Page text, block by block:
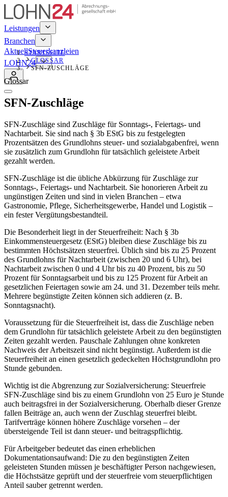
Leistungen
Branchen
AktuellSteuerkanzleien
LOHN24
STARTSEITE
GLOSSAR
SFN-ZUSCHLÄGE
Glossar
SFN-Zuschläge
SFN-Zuschläge sind Zuschläge für Sonntags-, Feiertags- und
Nachtarbeit. Sie sind nach § 3b EStG bis zu festgelegten
Prozentsätzen des Grundlohns steuer- und sozialabgabenfrei, wenn
sie zusätzlich zum Grundlohn für tatsächlich geleistete Arbeit
gezahlt werden.
SFN-Zuschläge ist die übliche Abkürzung für Zuschläge zur
Sonntags-, Feiertags- und Nachtarbeit. Sie honorieren Arbeit zu
ungünstigen Zeiten und sind in vielen Branchen – etwa
Gastronomie, Pflege, Sicherheitsgewerbe, Handel und Logistik –
ein fester Vergütungsbestandteil.
Die Besonderheit liegt in der Steuerfreiheit: Nach § 3b
Einkommensteuergesetz (EStG) bleiben diese Zuschläge bis zu
bestimmten Höchstsätzen steuerfrei. Üblich sind bis zu 25 Prozent
des Grundlohns für Nachtarbeit (zwischen 20 und 6 Uhr), bei
Nachtarbeit zwischen 0 und 4 Uhr bis zu 40 Prozent, bis zu 50
Prozent für Sonntagsarbeit und bis zu 125 Prozent für Arbeit an
gesetzlichen Feiertagen sowie am 24. und 31. Dezember teils mehr.
Mehrere begünstigte Zeiten können sich addieren (z. B.
Sonntagsnacht).
Voraussetzung für die Steuerfreiheit ist, dass die Zuschläge neben
dem Grundlohn für tatsächlich geleistete Arbeit zu den begünstigten
Zeiten gezahlt werden. Pauschale Zahlungen ohne konkreten
Nachweis der Arbeitszeit sind nicht begünstigt. Außerdem ist die
Steuerfreiheit an einen gesetzlich gedeckelten Höchstgrundlohn pro
Stunde gebunden.
Wichtig ist die Abgrenzung zur Sozialversicherung: Steuerfreie
SFN-Zuschläge sind bis zu einem Grundlohn von 25 Euro je Stunde
auch beitragsfrei in der Sozialversicherung. Oberhalb dieser Grenze
fallen Beiträge an, auch wenn der Zuschlag steuerfrei bleibt.
Tarifverträge können höhere Zuschläge vorsehen – der
übersteigende Teil ist dann steuer- und beitragspflichtig.
Für Arbeitgeber bedeutet das einen erheblichen
Dokumentationsaufwand: Die zu den begünstigten Zeiten
geleisteten Stunden müssen je beschäftigter Person nachgewiesen,
die Höchstsätze geprüft und der steuerfreie vom steuerpflichtigen
Anteil sauber getrennt werden.